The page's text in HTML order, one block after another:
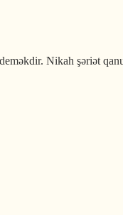
Nikah şəriət